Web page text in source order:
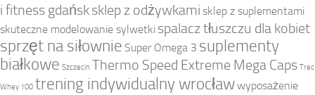
i fitness gdańsksklep z odżywkami sklep z suplementami
skuteczne modelowanie sylwetki spalacz tłuszczu dla kobiet
sprzęt na siłownie Super Omega 3 suplementy
białkowe Szczecin Thermo Speed Extreme Mega Caps Trec
Whey 100 trening indywidualny wrocławwyposażenie